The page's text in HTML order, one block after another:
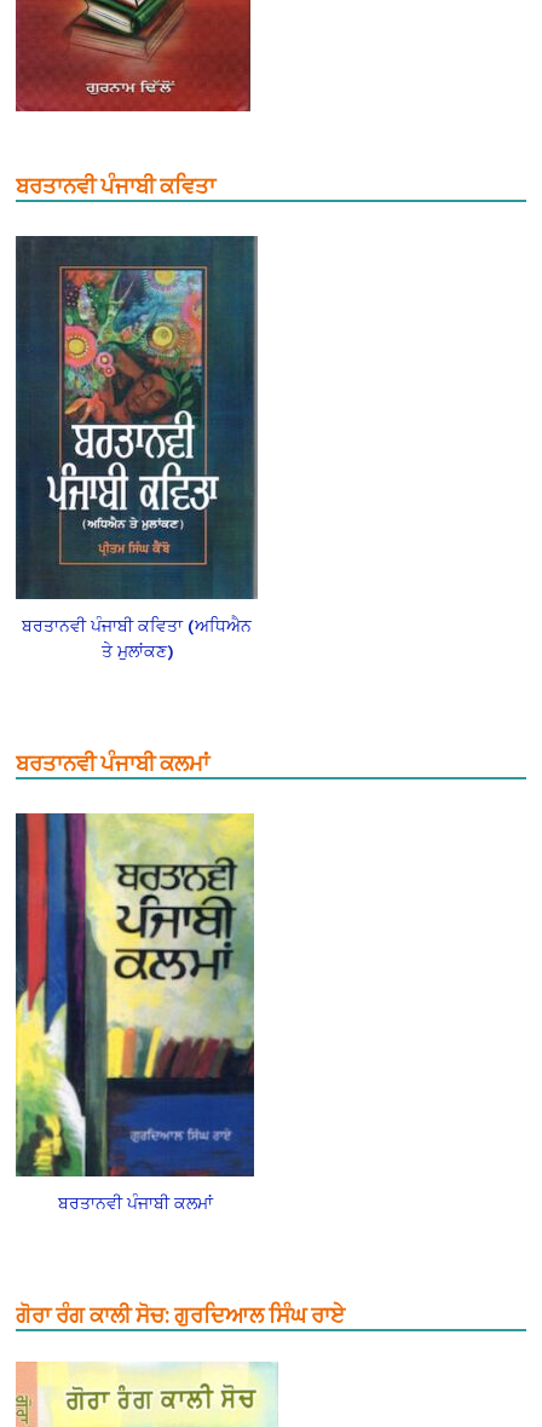
ਬਰਤਾਨਵੀ ਪੰਜਾਬੀ ਕਵਿਤਾ
ਬਰਤਾਨਵੀ ਪੰਜਾਬੀ ਕਵਿਤਾ (ਅਧਿਐਨ
ਤੇ ਮੁਲਾਂਕਣ)
ਬਰਤਾਨਵੀ ਪੰਜਾਬੀ ਕਲਮਾਂ
ਬਰਤਾਨਵੀ ਪੰਜਾਬੀ ਕਲਮਾਂ
ਗੋਰਾ ਰੰਗ ਕਾਲੀ ਸੋਚ: ਗੁਰਦਿਆਲ ਸਿੰਘ ਰਾਏ